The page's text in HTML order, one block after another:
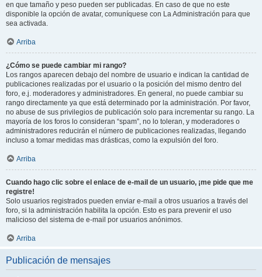
en que tamaño y peso pueden ser publicadas. En caso de que no este
disponible la opción de avatar, comuníquese con La Administración para que
sea activada.
Arriba
¿Cómo se puede cambiar mi rango?
Los rangos aparecen debajo del nombre de usuario e indican la cantidad de
publicaciones realizadas por el usuario o la posición del mismo dentro del
foro, e.j. moderadores y administradores. En general, no puede cambiar su
rango directamente ya que está determinado por la administración. Por favor,
no abuse de sus privilegios de publicación solo para incrementar su rango. La
mayoría de los foros lo consideran “spam”, no lo toleran, y moderadores o
administradores reducirán el número de publicaciones realizadas, llegando
incluso a tomar medidas mas drásticas, como la expulsión del foro.
Arriba
Cuando hago clic sobre el enlace de e-mail de un usuario, ¡me pide que me
registre!
Solo usuarios registrados pueden enviar e-mail a otros usuarios a través del
foro, si la administración habilita la opción. Esto es para prevenir el uso
malicioso del sistema de e-mail por usuarios anónimos.
Arriba
Publicación de mensajes